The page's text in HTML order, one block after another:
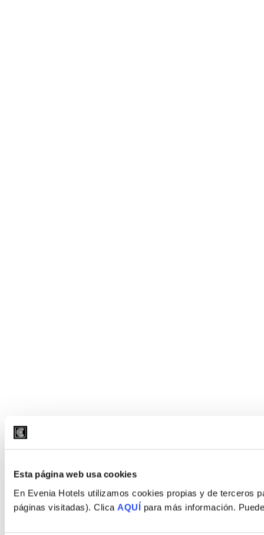
Esta página web usa cookies
En Evenia Hotels utilizamos cookies propias y de terceros
páginas visitadas). Clica AQUÍ para más información.